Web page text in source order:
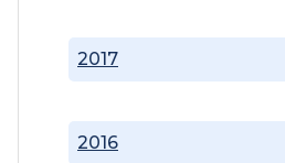
2016
2017